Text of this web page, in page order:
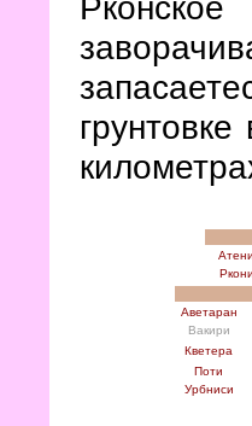
Атени
Ркони
Аветаран
Вакири
Кветера
Поти
Урбниси